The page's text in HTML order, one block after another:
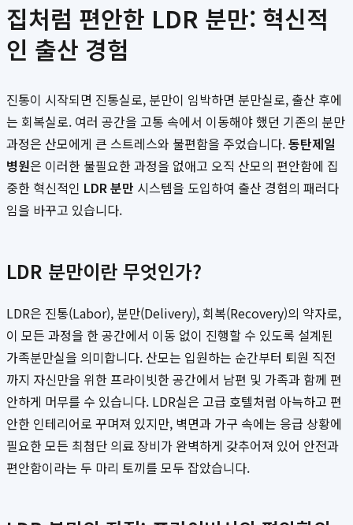
집처럼 편안한 LDR 분만: 혁신적
인 출산 경험
진통이 시작되면 진통실로, 분만이 임박하면 분만실로, 출산 후에
는 회복실로. 여러 공간을 고통 속에서 이동해야 했던 기존의 분만
과정은 산모에게 큰 스트레스와 불편함을 주었습니다.동탄제일
병원은 이러한 불필요한 과정을 없애고 오직 산모의 편안함에 집
중한 혁신적인 LDR 분만 시스템을 도입하여 출산 경험의 패러다
임을 바꾸고 있습니다.
LDR 분만이란 무엇인가?
LDR은 진통(Labor), 분만(Delivery), 회복(Recovery)의 약자로,
이 모든 과정을 한 공간에서 이동 없이 진행할 수 있도록 설계된
가족분만실을 의미합니다. 산모는 입원하는 순간부터 퇴원 직전
까지 자신만을 위한 프라이빗한 공간에서 남편 및 가족과 함께 편
안하게 머무를 수 있습니다. LDR실은 고급 호텔처럼 아늑하고 편
안한 인테리어로 꾸며져 있지만, 벽면과 가구 속에는 응급 상황에
필요한 모든 최첨단 의료 장비가 완벽하게 갖추어져 있어 안전과
편안함이라는 두 마리 토끼를 모두 잡았습니다.